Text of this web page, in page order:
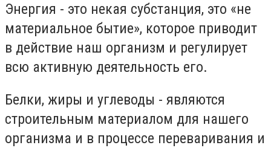
Энергия - это некая субстанция, это «не
материальное бытие», которое приводит
в действие наш организм и регулирует
всю активную деятельность его.
Белки, жиры и углеводы - являются
строительным материалом для нашего
организма и в процессе переваривания и